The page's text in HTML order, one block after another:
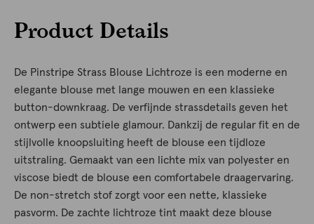
Product Details
De Pinstripe Strass Blouse Lichtroze is een moderne en
elegante blouse met lange mouwen en een klassieke
button-downkraag. De verfijnde strassdetails geven het
ontwerp een subtiele glamour. Dankzij de regular fit en de
stijlvolle knoopsluiting heeft de blouse een tijdloze
uitstraling. Gemaakt van een lichte mix van polyester en
viscose biedt de blouse een comfortabele draagervaring.
De non-stretch stof zorgt voor een nette, klassieke
pasvorm. De zachte lichtroze tint maakt deze blouse